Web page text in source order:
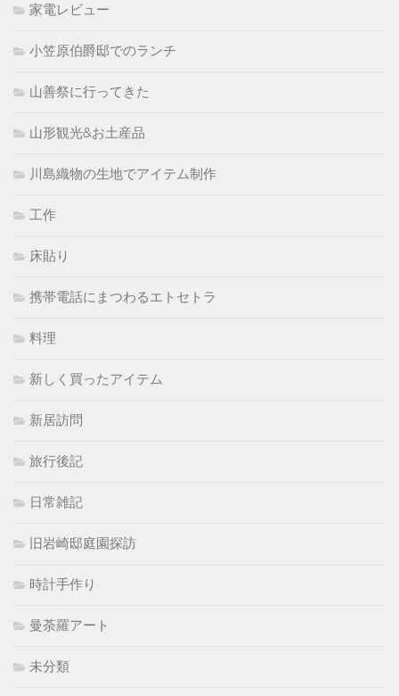
家電レビュー
小笠原伯爵邸でのランチ
山善祭に行ってきた
山形観光&お土産品
川島織物の生地でアイテム制作
工作
床貼り
携帯電話にまつわるエトセトラ
料理
新しく買ったアイテム
新居訪問
旅行後記
日常雑記
旧岩崎邸庭園探訪
時計手作り
曼荼羅アート
未分類